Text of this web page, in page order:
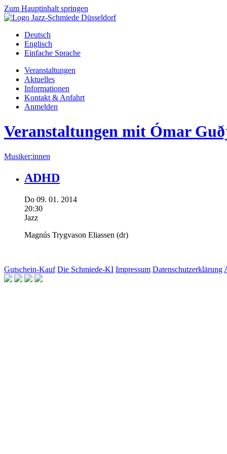
Zum Hauptinhalt springen
Deutsch
Englisch
Einfache Sprache
Veranstaltungen
Aktuelles
Informationen
Kontakt & Anfahrt
Anmelden
Veranstaltungen mit Ómar
Musiker:innen
ADHD
Do 09. 01. 2014
20:30
Jazz
Magnús Trygvason Eliassen (dr)
Gutschein-Kauf Die Schmiede-KI Impressum Datenschutzerklärung